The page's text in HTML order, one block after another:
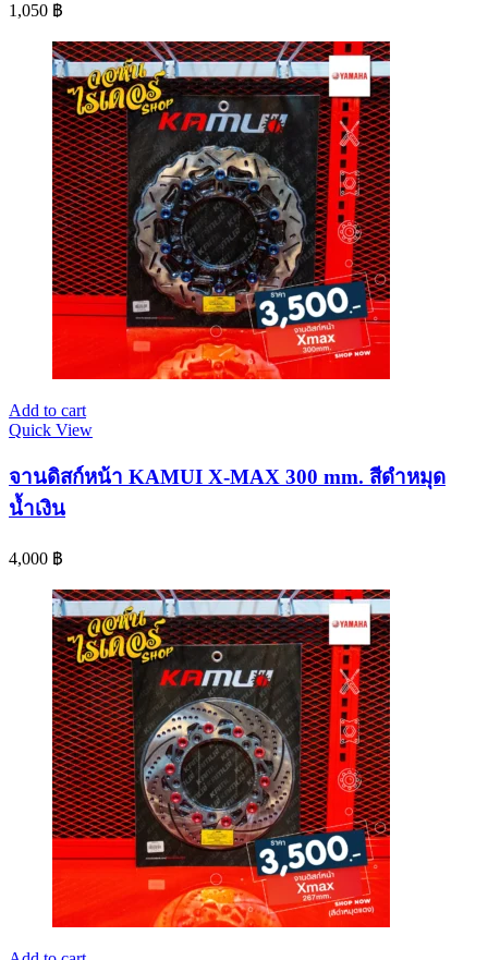
1,050 ฿
Add to cart
Quick View
จานดิสก์หน้า KAMUI X-MAX 300 mm. สีดำหมุด
น้ำเงิน
4,000 ฿